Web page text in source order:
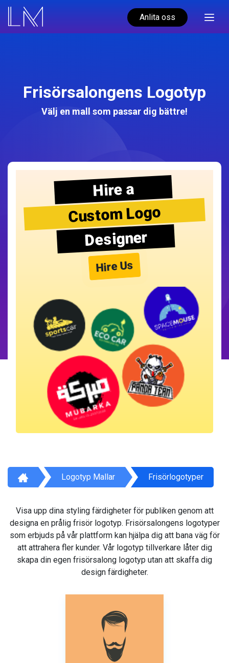
Anlita oss
Frisörsalongens Logotyp
Välj en mall som passar dig bättre!
Hire a
Custom Logo
Designer
Hire Us
Logotyp Mallar Frisörlogotyper
Visa upp dina styling färdigheter för publiken genom att
designa en prålig frisör logotyp. Frisörsalongens logotyper
som erbjuds på vår plattform kan hjälpa dig att bana väg för
att attrahera fler kunder. Vår logotyp tillverkare låter dig
skapa din egen frisörsalong logotyp utan att skaffa dig
design färdigheter.